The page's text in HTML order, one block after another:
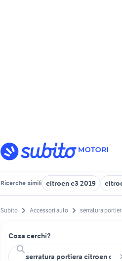
Ricerche simili citroen c3 2019
Subito Accessori auto serratura
Cosa cerchi?